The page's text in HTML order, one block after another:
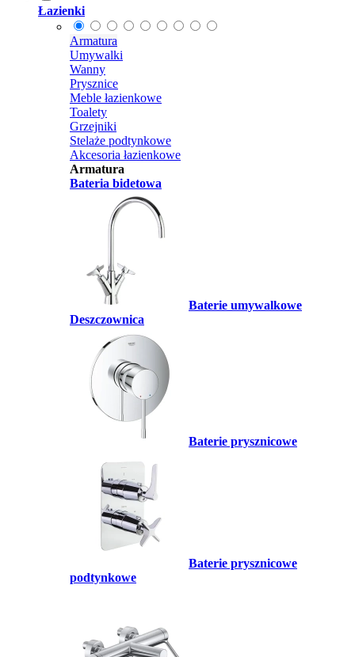
Łazienki
Armatura
Umywalki
Wanny
Prysznice
Meble łazienkowe
Toalety
Grzejniki
Stelaże podtynkowe
Akcesoria łazienkowe
Armatura
Bateria bidetowa
Baterie umywalkowe
Deszczownica
Baterie prysznicowe
Baterie prysznicowe
podtynkowe